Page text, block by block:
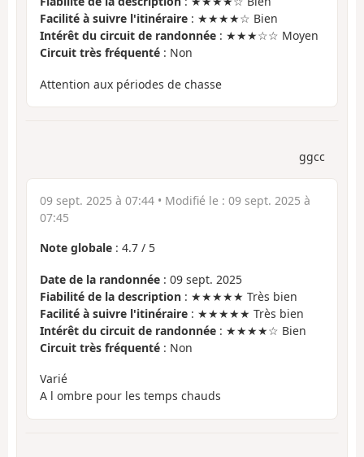
Facilité à suivre l'itinéraire : ★★★★☆ Bien
Intérêt du circuit de randonnée : ★★★☆☆ Moyen
Circuit très fréquenté : Non
Attention aux périodes de chasse
ggcc
09 sept. 2025 à 07:44 • Modifié le : 09 sept. 2025 à
07:45
Note globale : 4.7 / 5
Date de la randonnée : 09 sept. 2025
Fiabilité de la description : ★★★★★ Très bien
Facilité à suivre l'itinéraire : ★★★★★ Très bien
Intérêt du circuit de randonnée : ★★★★☆ Bien
Circuit très fréquenté : Non
Varié
A l ombre pour les temps chauds